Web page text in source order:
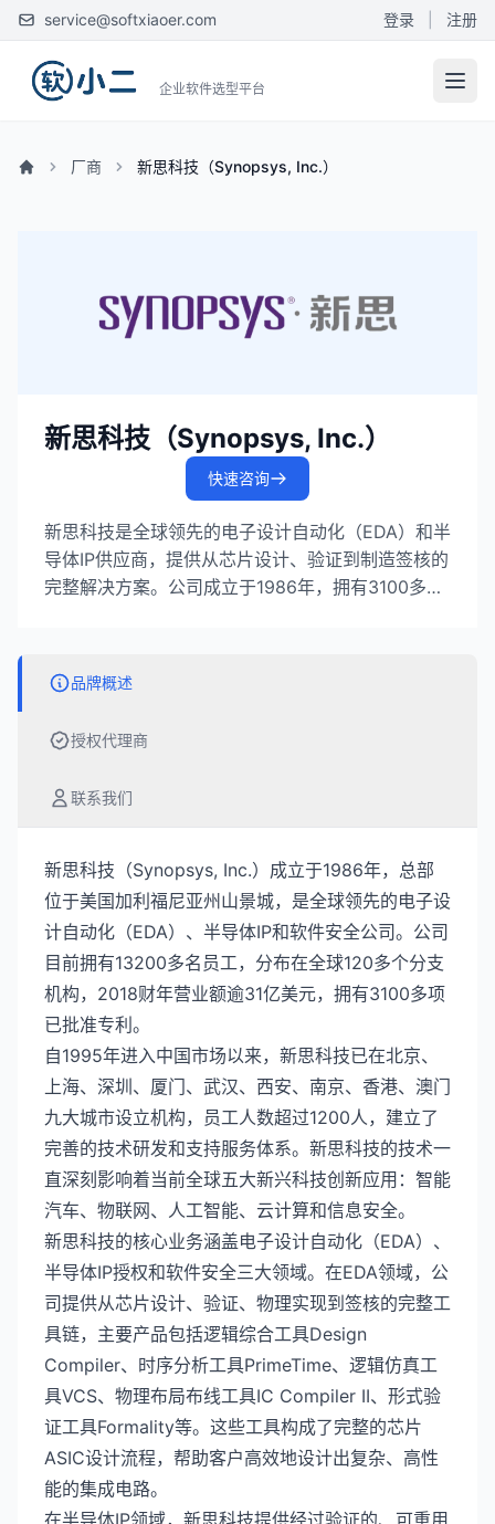
service@softxiaoer.com 登录 注册
企业软件选型平台
厂商 新思科技（Synopsys, Inc.）
新思科技（Synopsys, Inc.）
快速咨询
新思科技是全球领先的电子设计自动化（EDA）和半
导体IP供应商，提供从芯片设计、验证到制造签核的
完整解决方案。公司成立于1986年，拥有3100多项
品牌概述
授权代理商
联系我们
新思科技（Synopsys, Inc.）成立于1986年，总部
位于美国加利福尼亚州山景城，是全球领先的电子设
计自动化（EDA）、半导体IP和软件安全公司。公司
目前拥有13200多名员工，分布在全球120多个分支
机构，2018财年营业额逾31亿美元，拥有3100多项
已批准专利。
自1995年进入中国市场以来，新思科技已在北京、
上海、深圳、厦门、武汉、西安、南京、香港、澳门
九大城市设立机构，员工人数超过1200人，建立了
完善的技术研发和支持服务体系。新思科技的技术一
直深刻影响着当前全球五大新兴科技创新应用：智能
汽车、物联网、人工智能、云计算和信息安全。
新思科技的核心业务涵盖电子设计自动化（EDA）、
半导体IP授权和软件安全三大领域。在EDA领域，公
司提供从芯片设计、验证、物理实现到签核的完整工
具链，主要产品包括逻辑综合工具Design
Compiler、时序分析工具PrimeTime、逻辑仿真工
具VCS、物理布局布线工具IC Compiler II、形式验
证工具Formality等。这些工具构成了完整的芯片
ASIC设计流程，帮助客户高效地设计出复杂、高性
能的集成电路。
在半导体IP领域，新思科技提供经过验证的、可重用